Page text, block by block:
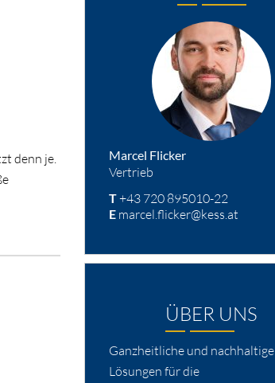
denn je.
Marcel Flicker
Vertrieb
T+43 720 895010-22
E marcel.flicker@kess.at
ÜBER UNS
Ganzheitliche und nachhaltige
Lösungen für die